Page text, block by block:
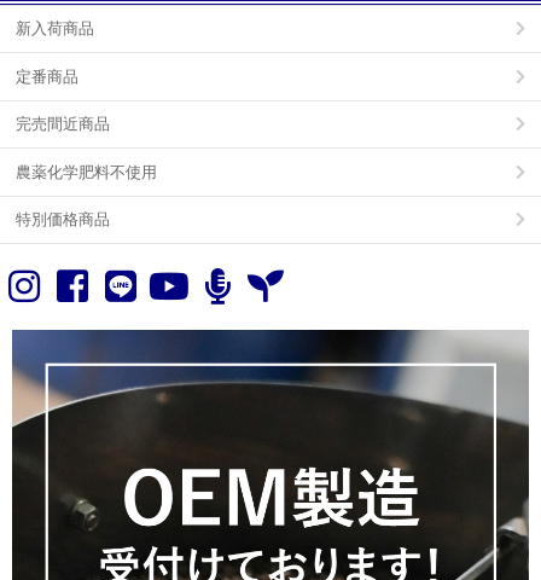
新入荷商品
定番商品
完売間近商品
農薬化学肥料不使用
特別価格商品